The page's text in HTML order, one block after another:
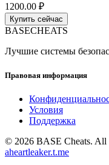
1200.00 ₽
Купить сейчас
BASECHEATS
Лучшие системы
Правовая информация
Условия
Поддержка
© 2026 BASE Cheats. All
aheartleaker.t.me